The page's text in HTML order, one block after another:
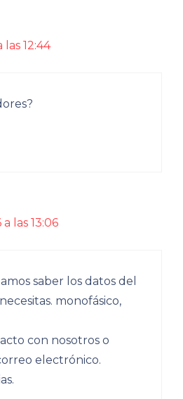
las 12:44
las 13:06
saber los datos del
monofásico,
con nosotros o
electrónico.